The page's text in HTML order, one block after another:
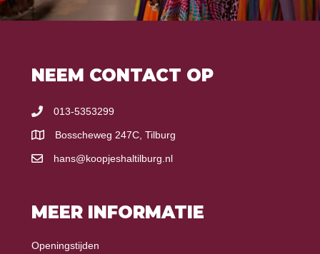
NEEM CONTACT OP
013-5353299
Bosscheweg 247C, Tilburg
hans@koopjeshaltilburg.nl
MEER INFORMATIE
Openingstijden